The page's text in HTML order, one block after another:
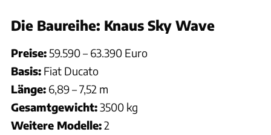
Die Baureihe: Knaus Sky Wave
Preise:59.590 – 63.390 Euro
Basis: Fiat Ducato
Länge: 6,89 – 7,52 m
Gesamtgewicht:3500 kg
Weitere Modelle:2